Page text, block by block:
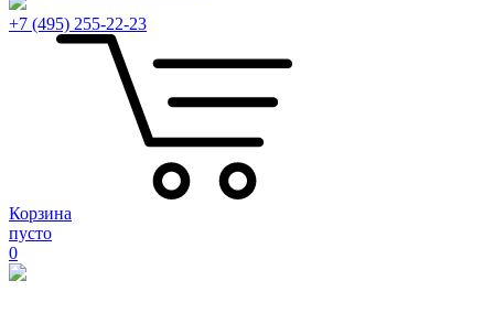
+7 (495) 255-22-23
Корзина
пусто
0